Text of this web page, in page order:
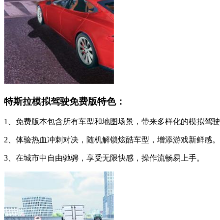
特斯拉模拟驾驶免费版特色：
1、免费版本包含所有车型和地图场景，带来多样化的模拟驾
2、体验热血冲刺对决，随机解锁炫酷车型，增添游戏新鲜感。
3、在城市中自由驰骋，享受无限快感，操作流畅易上手。